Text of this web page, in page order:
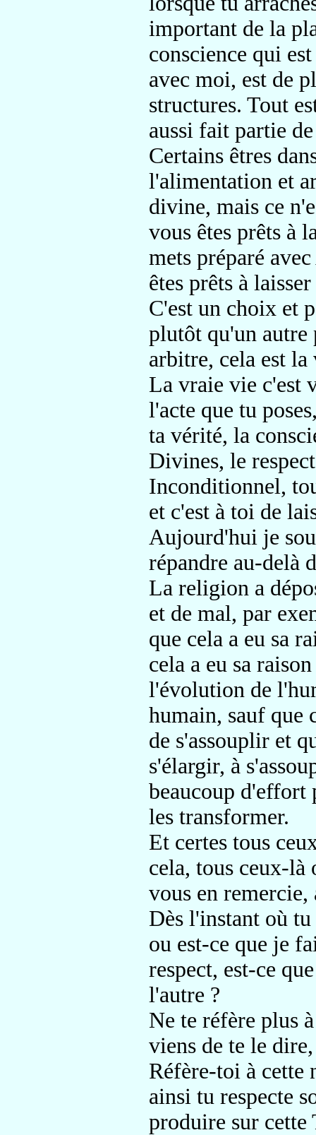
important de la
conscience qui
avec moi, est de
structures. Tout
aussi fait partie
Certains êtres
l'alimentation et
divine, mais ce
vous êtes prêts à
mets préparé
êtes prêts à
C'est un choix et
plutôt qu'un autre
arbitre, cela est la
La vraie vie c'est
l'acte que tu
ta vérité, la
Divines, le
Inconditionnel,
et c'est à toi de
Aujourd'hui je
répandre au-delà
La religion a
et de mal, par
que cela a eu sa
cela a eu sa
l'évolution de
humain, sauf que
de s'assouplir et
s'élargir, à
beaucoup d'effort
les transformer.
Et certes tous
cela, tous ceux-là
vous en
Dès l'instant où
ou est-ce que je
respect, est-ce
l'autre ?
Ne te réfère plus
viens de te le
Réfère-toi à cette
ainsi tu respecte
produire sur